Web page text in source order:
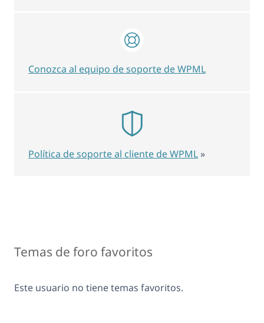
Temas de foro favoritos
Este usuario no tiene temas favoritos.
Conozca al equipo de soporte de WPML
Política de soporte al cliente de WPML »